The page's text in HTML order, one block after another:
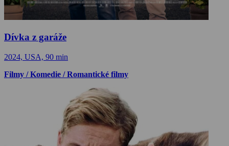
Dívka z garáže
2024, USA, 90 min
Filmy / Komedie / Romantické filmy